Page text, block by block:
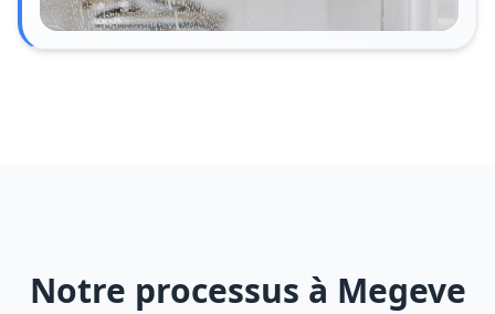
Notre processus à Megeve